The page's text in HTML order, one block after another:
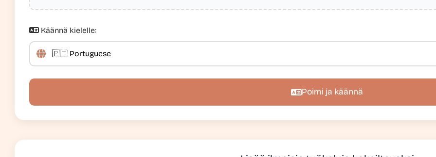
Käännä kielelle:
Poimi ja käännä